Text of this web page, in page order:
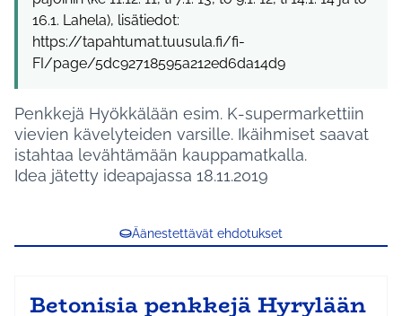
16.1. Lahela), lisätiedot:
https://tapahtumat.tuusula.fi/fi-
FI/page/5dc92718595a212ed6da14d9
Penkkejä Hyökkälään esim. K-supermarkettiin
vievien kävelyteiden varsille. Ikäihmiset saavat
istahtaa levähtämään kauppamatkalla.
Idea jätetty ideapajassa 18.11.2019
Äänestettävät ehdotukset
Betonisia penkkejä Hyrylään